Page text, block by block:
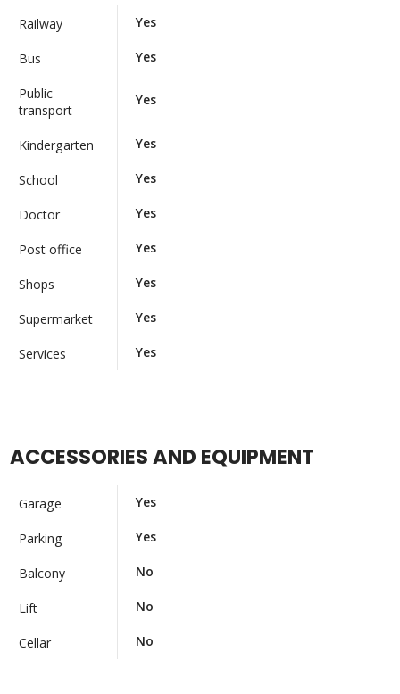
Railway Yes
Bus Yes
Public
transport
Yes
Kindergarten Yes
School Yes
Doctor Yes
Post office Yes
Shops Yes
Supermarket Yes
Services Yes
ACCESSORIES AND EQUIPMENT
Garage Yes
Parking Yes
Balcony No
Lift No
Cellar No